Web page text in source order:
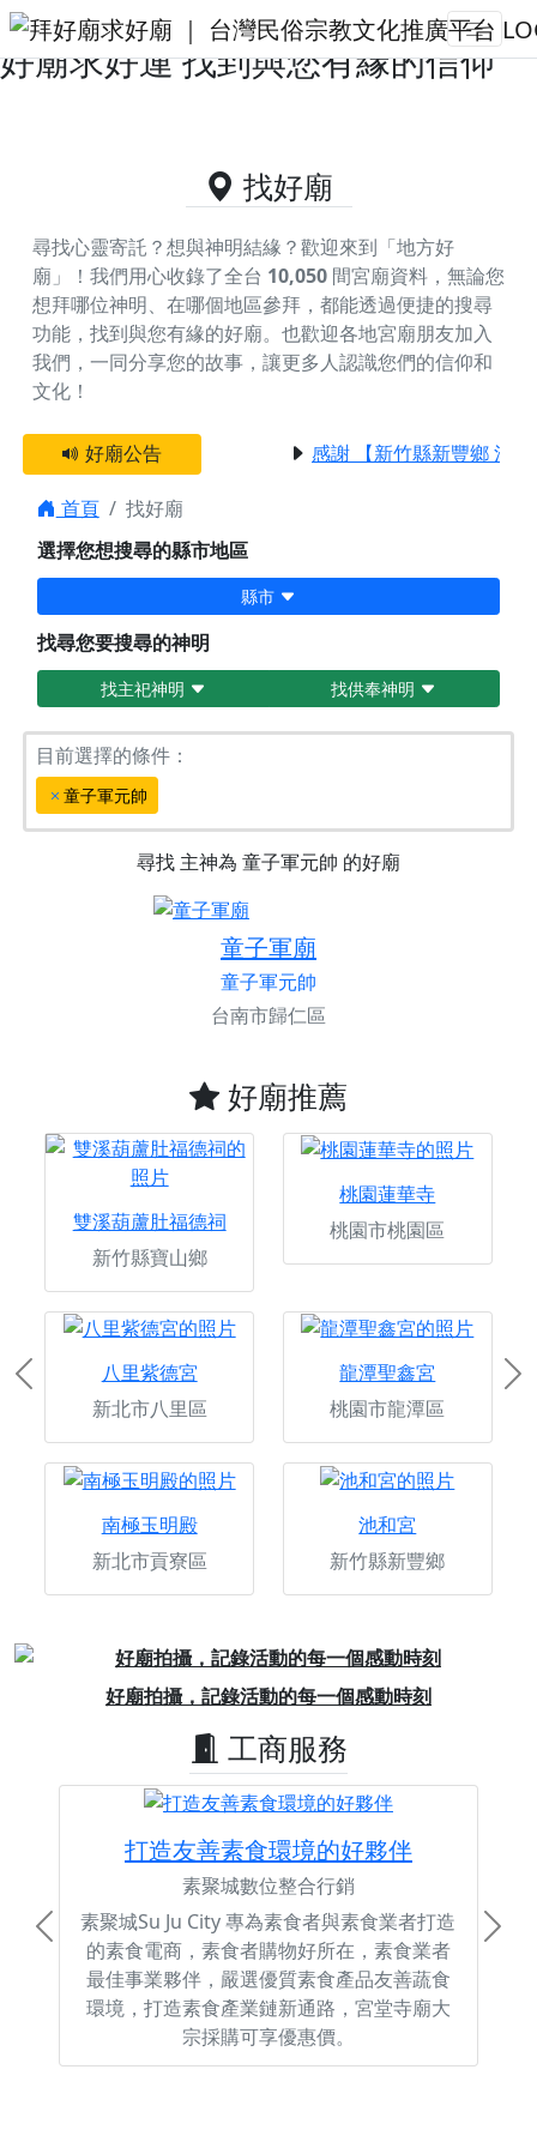
主神為童子軍元帥的好廟資料｜拜
好廟求好運 找到與您有緣的信仰
找好廟
尋找心靈寄託？想與神明結緣？歡迎來到「地方好
廟」！我們用心收錄了全台 10,050 間宮廟資料，無論您
想拜哪位神明、在哪個地區參拜，都能透過便捷的搜尋
功能，找到與您有緣的好廟。 也歡迎各地宮廟朋友加入
我們，一同分享您的故事，讓更多人認識您們的信仰和
文化！
好廟公告 感謝 【新竹縣新豐鄉 池
首頁
找好廟
選擇您想搜尋的縣市地區
縣市
找尋您要搜尋的神明
找主祀神明 找供奉神明
目前選擇的條件：
童子軍元帥
尋找 主神為 童子軍元帥 的好廟
童子軍廟
童子軍元帥
台南市歸仁區
好廟推薦
雙溪葫蘆肚福德祠
新竹縣寶山鄉
桃園蓮華寺
桃園市桃園區
八里紫德宮
新北市八里區
龍潭聖鑫宮
桃園市龍潭區
南極玉明殿
新北市貢寮區
池和宮
新竹縣新豐鄉
Previous
好廟拍攝，記錄活動的每一個感動時刻
Previous
工商服務
打造友善素食環境的好夥伴
素聚城數位整合行銷
素聚城Su Ju City 專為素食者與素食業者打造
的素食電商，素食者購物好所在，素食業者
最佳事業夥伴，嚴選優質素食產品友善蔬食
環境，打造素食產業鏈新通路，宮堂寺廟大
宗採購可享優惠價。
Previous Next